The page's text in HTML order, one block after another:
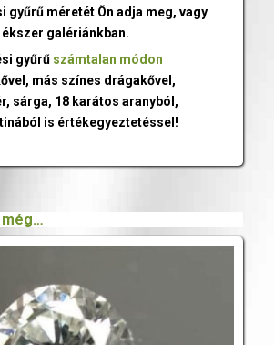
gyűrű méretét Ön adja meg, vagy
ékszer galériánkban.
gyűrű számtalan módon
más színes drágakővel,
sárga, 18 karátos aranyból,
is értékegyeztetéssel!
még…